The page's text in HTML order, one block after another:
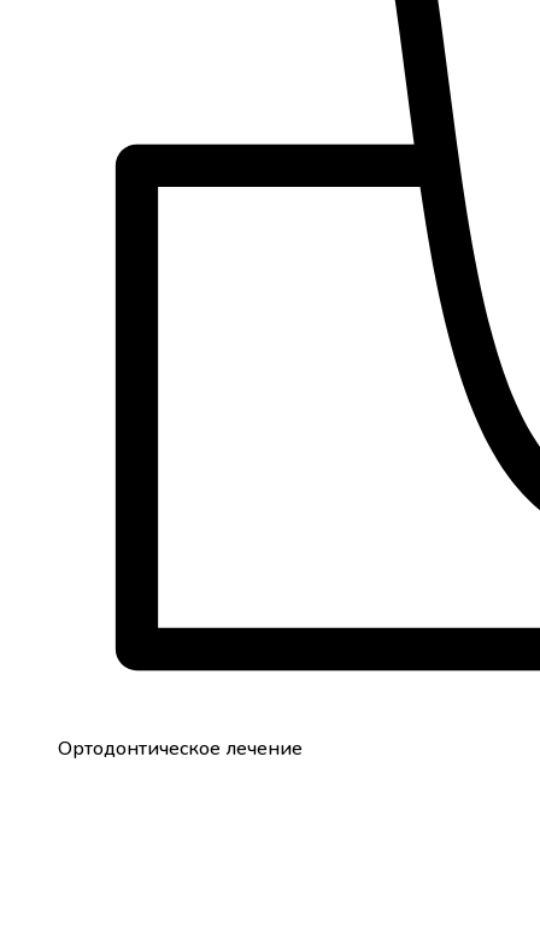
Ортодонтическое лечение